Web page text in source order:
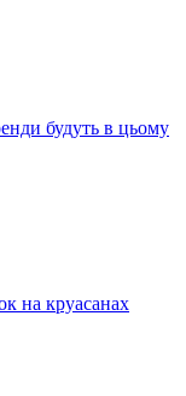
будуть в цьому
круасанах